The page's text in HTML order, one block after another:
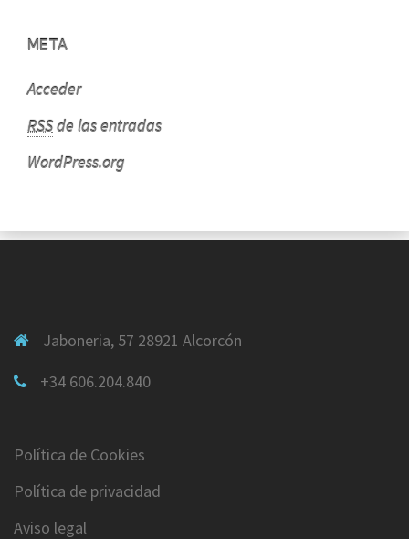
META
Acceder
RSSde las entradas
WordPress.org
Jaboneria, 57 28921 Alcorcón
+34 606.204.840
Política de Cookies
Política de privacidad
Aviso legal